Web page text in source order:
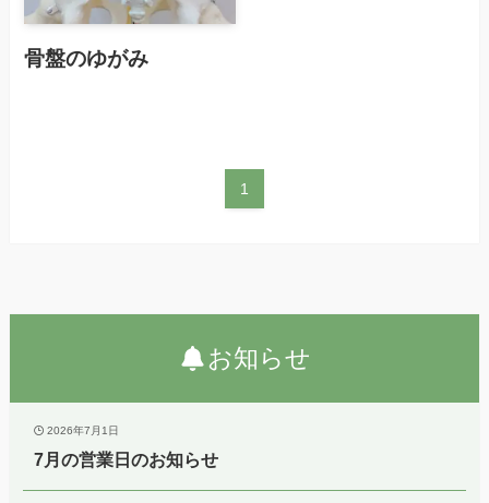
骨盤のゆがみ
1
お知らせ
2026年7月1日
7月の営業日のお知らせ